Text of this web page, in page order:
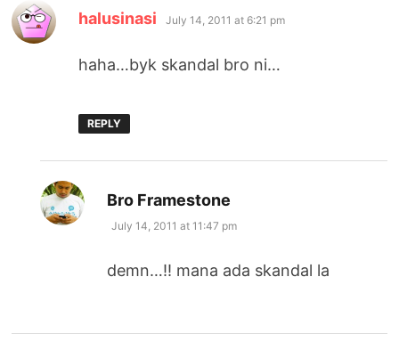
halusinasi says:
July 14, 2011 at 6:21 pm
haha…byk skandal bro ni…
REPLY
Bro Framestone
July 14, 2011 at 11:47 pm
demn…!! mana ada skandal la